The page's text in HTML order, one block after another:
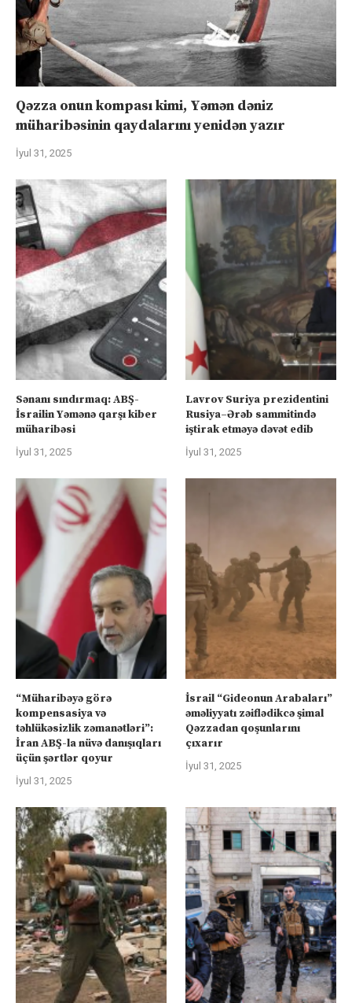
Qəzza onun kompası kimi, Yəmən dəniz
müharibəsinin qaydalarını yenidən yazır
İyul 31, 2025
Sənanı sındırmaq: ABŞ-
İsrailin Yəmənə qarşı kiber
müharibəsi
İyul 31, 2025
Lavrov Suriya prezidentini
Rusiya–Ərəb sammitində
iştirak etməyə dəvət edib
İyul 31, 2025
“Müharibəyə görə
kompensasiya və
təhlükəsizlik zəmanətləri”:
İran ABŞ-la nüvə danışıqları
üçün şərtlər qoyur
İyul 31, 2025
İsrail “Gideonun Arabaları”
əməliyyatı zəiflədikcə şimal
Qəzzadan qoşunlarını
çıxarır
İyul 31, 2025